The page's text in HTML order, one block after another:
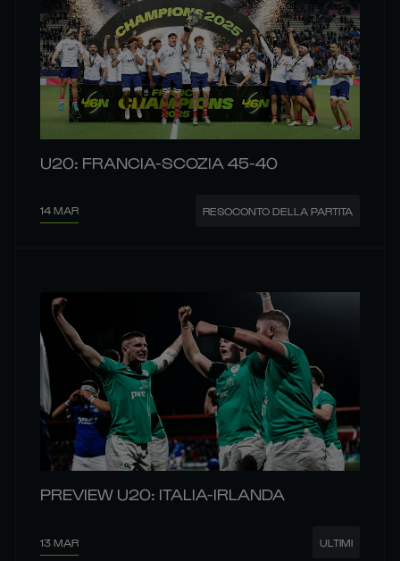
U20: FRANCIA-SCOZIA 45-40
14 MAR RESOCONTO DELLA PARTITA
PREVIEW U20: ITALIA-IRLANDA
13 MAR ULTIMI